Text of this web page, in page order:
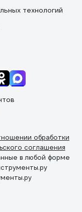
технологий
обработки
соглашения
в любой форме